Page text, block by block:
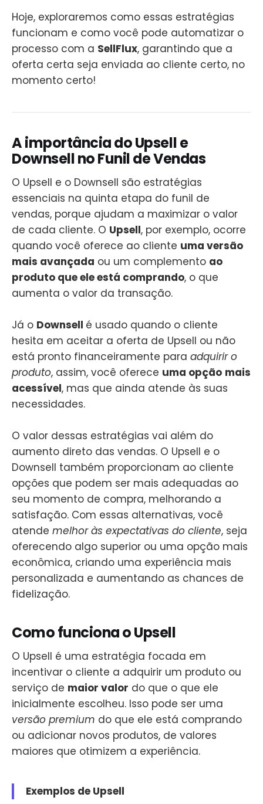
Hoje, exploraremos como essas estratégias
funcionam e como você pode automatizar o
processo com a SellFlux, garantindo que a
oferta certa seja enviada ao cliente certo, no
momento certo!
A importância do Upsell e
Downsell no Funil de Vendas
O Upsell e o Downsell são estratégias
essenciais na quinta etapa do funil de
vendas, porque ajudam a maximizar o valor
de cada cliente. O Upsell, por exemplo, ocorre
quando você oferece ao cliente uma versão
mais avançada ou um complemento ao
produto que ele está comprando, o que
aumenta o valor da transação.
Já o Downsell é usado quando o cliente
hesita em aceitar a oferta de Upsell ou não
está pronto financeiramente para adquirir o
produto, assim, você oferece uma opção mais
acessível, mas que ainda atende às suas
necessidades.
O valor dessas estratégias vai além do
aumento direto das vendas. O Upsell e o
Downsell também proporcionam ao cliente
opções que podem ser mais adequadas ao
seu momento de compra, melhorando a
satisfação. Com essas alternativas, você
atende melhor às expectativas do cliente, seja
oferecendo algo superior ou uma opção mais
econômica, criando uma experiência mais
personalizada e aumentando as chances de
fidelização.
Como funciona o Upsell
O Upsell é uma estratégia focada em
incentivar o cliente a adquirir um produto ou
serviço de maior valor do que o que ele
inicialmente escolheu. Isso pode ser uma
versão premium do que ele está comprando
ou adicionar novos produtos, de valores
maiores que otimizem a experiência.
Exemplos de Upsell